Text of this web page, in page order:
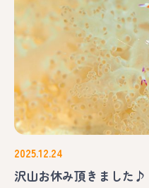
2025.12.24
沢山お休み頂きました♪